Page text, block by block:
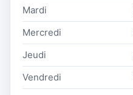
Mardi
Mercredi
Jeudi
Vendredi